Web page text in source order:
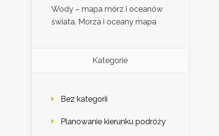
Wody – mapa mórz i oceanów
świata. Morza i oceany mapa
Kategorie
Bez kategorii
Planowanie kierunku podróży